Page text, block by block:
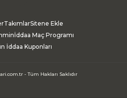
TakımlarSitene Ekle
İddaa Maç Programı
İddaa Kuponları
- Tüm Hakları Saklıdır